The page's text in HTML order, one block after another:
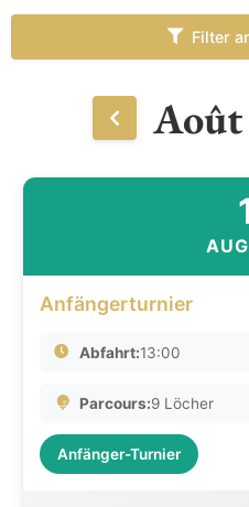
Filter
Anfängerturnier
Abfahrt:13:00
Parcours:9 Löcher
Anfänger-Turnier